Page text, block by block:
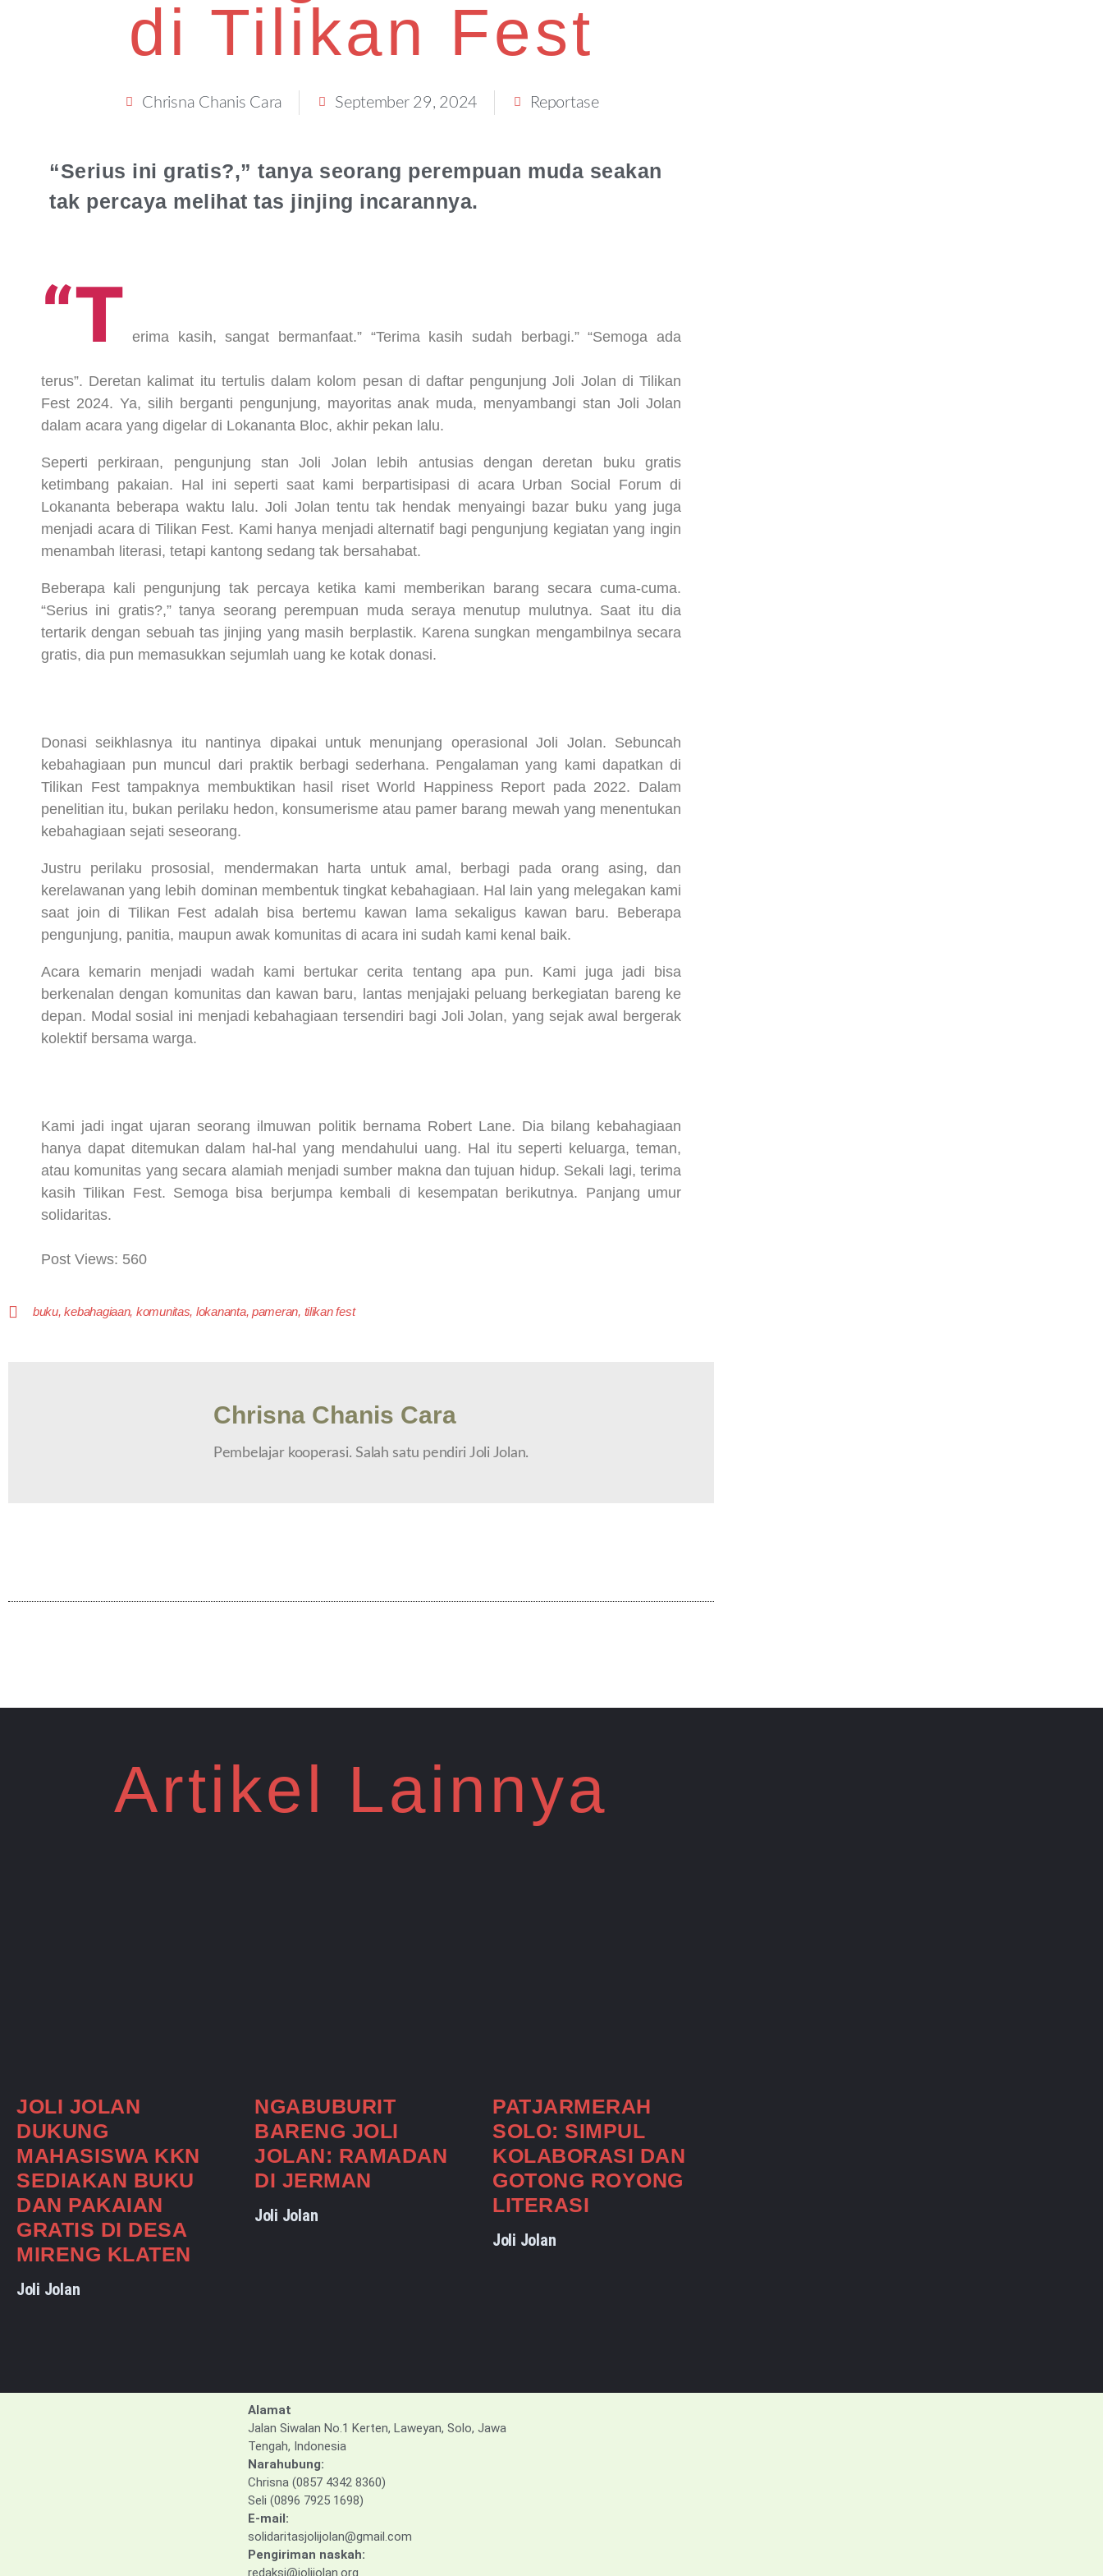
di Tilikan Fest
Chrisna Chanis Cara September 29, 2024 Reportase
“Serius ini gratis?,” tanya seorang perempuan muda seakan
tak percaya melihat tas jinjing incarannya.
“T erima kasih, sangat bermanfaat.” “Terima kasih sudah berbagi.” “Semoga ada
terus”. Deretan kalimat itu tertulis dalam kolom pesan di daftar pengunjung Joli Jolan di Tilikan
Fest 2024. Ya, silih berganti pengunjung, mayoritas anak muda, menyambangi stan Joli Jolan
dalam acara yang digelar di Lokananta Bloc, akhir pekan lalu.
Seperti perkiraan, pengunjung stan Joli Jolan lebih antusias dengan deretan buku gratis
ketimbang pakaian. Hal ini seperti saat kami berpartisipasi di acara Urban Social Forum di
Lokananta beberapa waktu lalu. Joli Jolan tentu tak hendak menyaingi bazar buku yang juga
menjadi acara di Tilikan Fest. Kami hanya menjadi alternatif bagi pengunjung kegiatan yang ingin
menambah literasi, tetapi kantong sedang tak bersahabat.
Beberapa kali pengunjung tak percaya ketika kami memberikan barang secara cuma-cuma.
“Serius ini gratis?,” tanya seorang perempuan muda seraya menutup mulutnya. Saat itu dia
tertarik dengan sebuah tas jinjing yang masih berplastik. Karena sungkan mengambilnya secara
gratis, dia pun memasukkan sejumlah uang ke kotak donasi.
Donasi seikhlasnya itu nantinya dipakai untuk menunjang operasional Joli Jolan. Sebuncah
kebahagiaan pun muncul dari praktik berbagi sederhana. Pengalaman yang kami dapatkan di
Tilikan Fest tampaknya membuktikan hasil riset World Happiness Report pada 2022. Dalam
penelitian itu, bukan perilaku hedon, konsumerisme atau pamer barang mewah yang menentukan
kebahagiaan sejati seseorang.
Justru perilaku prososial, mendermakan harta untuk amal, berbagi pada orang asing, dan
kerelawanan yang lebih dominan membentuk tingkat kebahagiaan. Hal lain yang melegakan kami
saat join di Tilikan Fest adalah bisa bertemu kawan lama sekaligus kawan baru. Beberapa
pengunjung, panitia, maupun awak komunitas di acara ini sudah kami kenal baik.
Acara kemarin menjadi wadah kami bertukar cerita tentang apa pun. Kami juga jadi bisa
berkenalan dengan komunitas dan kawan baru, lantas menjajaki peluang berkegiatan bareng ke
depan. Modal sosial ini menjadi kebahagiaan tersendiri bagi Joli Jolan, yang sejak awal bergerak
kolektif bersama warga.
Kami jadi ingat ujaran seorang ilmuwan politik bernama Robert Lane. Dia bilang kebahagiaan
hanya dapat ditemukan dalam hal-hal yang mendahului uang. Hal itu seperti keluarga, teman,
atau komunitas yang secara alamiah menjadi sumber makna dan tujuan hidup. Sekali lagi, terima
kasih Tilikan Fest. Semoga bisa berjumpa kembali di kesempatan berikutnya. Panjang umur
solidaritas.
Post Views: 560
buku,kebahagiaan, komunitas, lokananta, pameran, tilikan fest
Chrisna Chanis Cara
Pembelajar kooperasi. Salah satu pendiri Joli Jolan.
Artikel Lainnya
JOLI JOLAN
DUKUNG
MAHASISWA KKN
SEDIAKAN BUKU
DAN PAKAIAN
GRATIS DI DESA
MIRENG KLATEN
Joli Jolan
NGABUBURIT
BARENG JOLI
JOLAN: RAMADAN
DI JERMAN
Joli Jolan
PATJARMERAH
SOLO: SIMPUL
KOLABORASI DAN
GOTONG ROYONG
LITERASI
Joli Jolan
Alamat
Jalan Siwalan No.1 Kerten, Laweyan, Solo, Jawa
Tengah, Indonesia
Narahubung:
Chrisna (0857 4342 8360)
Seli (0896 7925 1698)
E-mail:
solidaritasjolijolan@gmail.com
Pengiriman naskah:
redaksi@jolijolan.org